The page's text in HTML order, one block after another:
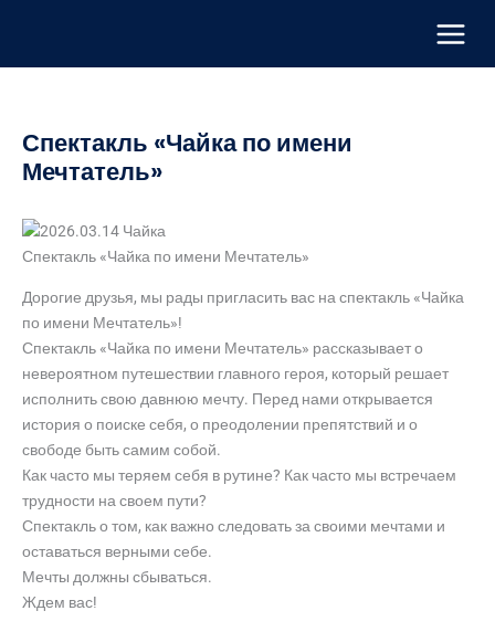
Спектакль «Чайка по имени
Мечтатель»
Спектакль «Чайка по имени Мечтатель»
Дорогие друзья, мы рады пригласить вас на спектакль «Чайка
по имени Мечтатель»!
Спектакль «Чайка по имени Мечтатель» рассказывает о
невероятном путешествии главного героя, который решает
исполнить свою давнюю мечту. Перед нами открывается
история о поиске себя, о преодолении препятствий и о
свободе быть самим собой.
Как часто мы теряем себя в рутине? Как часто мы встречаем
трудности на своем пути?
Спектакль о том, как важно следовать за своими мечтами и
оставаться верными себе.
Мечты должны сбываться.
Ждем вас!